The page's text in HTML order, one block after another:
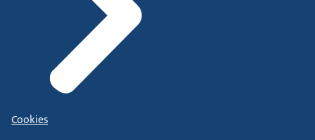
Cookies